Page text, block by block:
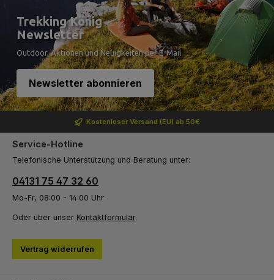
Trekking König
Newsletter
Outdoor, Aktionen und Neuigkeiten per E-Mail
Newsletter abonnieren
Kostenloser Versand (EU) ab 50€
Service-Hotline
Telefonische Unterstützung und Beratung unter:
04131 75 47 32 60
Mo-Fr, 08:00 - 14:00 Uhr
Oder über unser Kontaktformular.
Vertrag widerrufen